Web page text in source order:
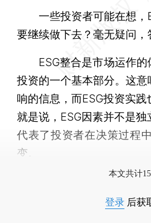
一些投资者可能在想，
要继续做下去？毫无疑问，
ESG整合是市场运作的
投资的一个基本部分。这
响的信息，而ESG投资实
就是说，ESG因素并不是
代表了投资者在决策过程
变。
本文共计
登录 后获